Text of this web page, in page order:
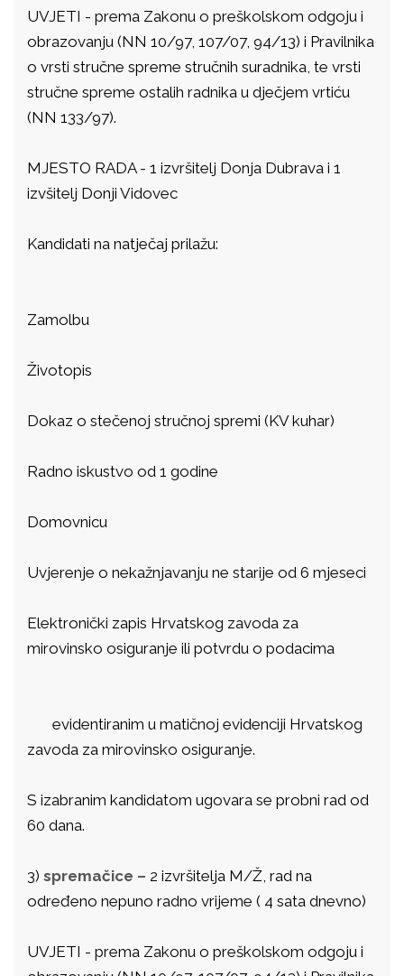
UVJETI - prema Zakonu o preškolskom odgoju i
obrazovanju (NN 10/97, 107/07, 94/13) i Pravilnika
o vrsti stručne spreme stručnih suradnika, te vrsti
stručne spreme ostalih radnika u dječjem vrtiću
(NN 133/97).
MJESTO RADA - 1 izvršitelj Donja Dubrava i 1
izvšitelj Donji Vidovec
Kandidati na natječaj prilažu:
Zamolbu
Životopis
Dokaz o stečenoj stručnoj spremi (KV kuhar)
Radno iskustvo od 1 godine
Domovnicu
Uvjerenje o nekažnjavanju ne starije od 6 mjeseci
Elektronički zapis Hrvatskog zavoda za
mirovinsko osiguranje ili potvrdu o podacima
evidentiranim u matičnoj evidenciji Hrvatskog
zavoda za mirovinsko osiguranje.
S izabranim kandidatom ugovara se probni rad od
60 dana.
3) spremačice – 2 izvršitelja M/Ž, rad na
određeno nepuno radno vrijeme ( 4 sata dnevno)
UVJETI - prema Zakonu o preškolskom odgoju i